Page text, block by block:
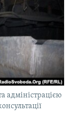
адміністрацією